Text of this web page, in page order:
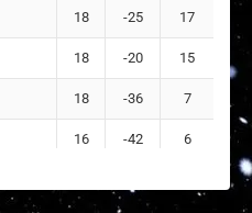
156
cm
18
cm
18 4
18 -25 17
18 -20 15
18 -36 7
16 -42 6